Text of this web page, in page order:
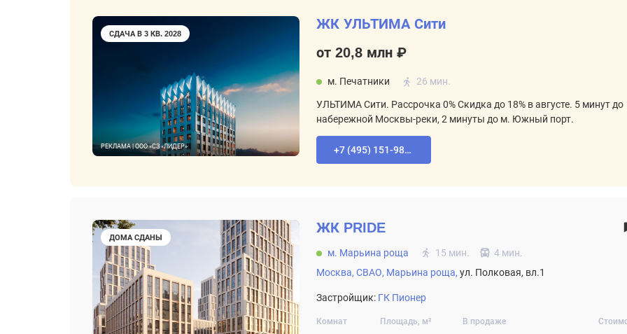
СДАЧА В 3 КВ. 2028
РЕКЛАМА | ООО «СЗ «ЛИДЕР»
ЖК УЛЬТИМА Сити
от 20,8 млн ₽
м. Печатники 26 мин.
УЛЬТИМА Сити. Рассрочка 0% Скидка до 18% в августе. 5 минут до
набережной Москвы-реки, 2 минуты до м. Южный порт.
+7 (495) 151-98-94
ДОМА СДАНЫ
ЖК PRIDE
м. Марьина роща 15 мин.
4 мин.
Москва, СВАО, Марьина роща, ул. Полковая, вл.1
Застройщик: ГК Пионер
Комнат Площадь, м² В продаже